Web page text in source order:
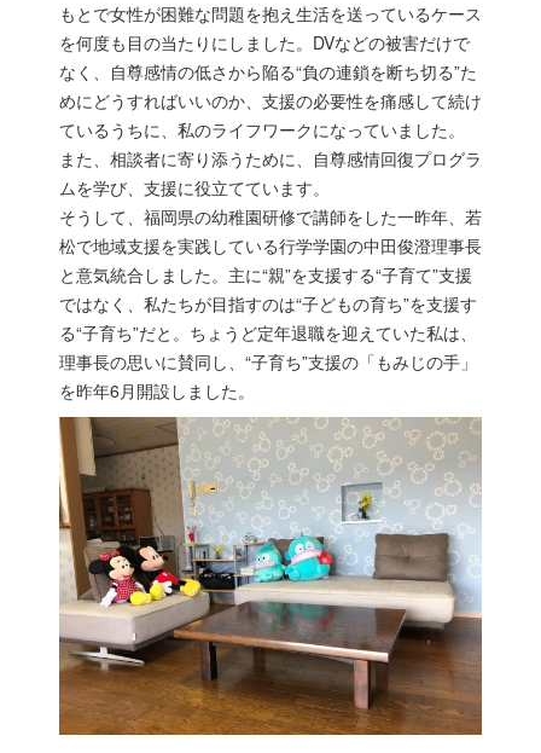
もとで女性が困難な問題を抱え生活を送っているケース
を何度も目の当たりにしました。DVなどの被害だけで
なく、自尊感情の低さから陥る“負の連鎖を断ち切る”た
めにどうすればいいのか、支援の必要性を痛感して続け
ているうちに、私のライフワークになっていました。
また、相談者に寄り添うために、自尊感情回復プログラ
ムを学び、支援に役立てています。
そうして、福岡県の幼稚園研修で講師をした一昨年、若
松で地域支援を実践している行学学園の中田俊澄理事長
と意気統合しました。主に“親”を支援する“子育て”支援
ではなく、私たちが目指すのは“子どもの育ち”を支援す
る“子育ち”だと。ちょうど定年退職を迎えていた私は、
理事長の思いに賛同し、“子育ち”支援の「もみじの手」
を昨年6月開設しました。